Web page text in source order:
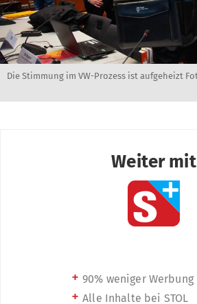
Die Stimmung im VW-Prozess ist aufgeheizt